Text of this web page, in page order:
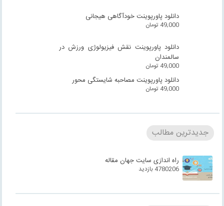
دانلود پاورپوینت خودآگاهی هیجانی
49,000 تومان
دانلود پاورپوینت نقش فیزیولوژی ورزش در
سالمندان
49,000 تومان
دانلود پاورپوینت مصاحبه شایستگی محور
49,000 تومان
جدیدترین مطالب
راه اندازی سایت جهان مقاله
4780206 بازدید